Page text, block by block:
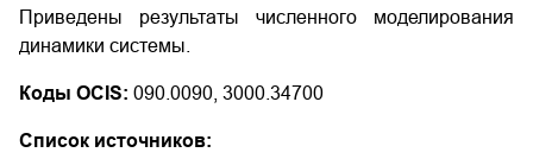
Приведены результаты численного моделирования
динамики системы.
Коды OCIS: 090.0090, 3000.34700
Список источников: